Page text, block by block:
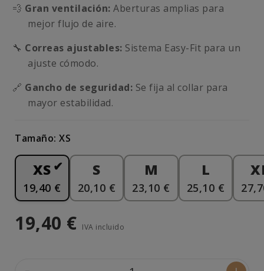
💨 Gran ventilación: Aberturas amplias para
mejor flujo de aire.
🔧 Correas ajustables: Sistema Easy-Fit para un
ajuste cómodo.
🔗 Gancho de seguridad: Se fija al collar para
mayor estabilidad.
Tamaño: XS
XS
19,40 €
S
20,10 €
M
23,10 €
L
25,10 €
19,40 € IVA incluido